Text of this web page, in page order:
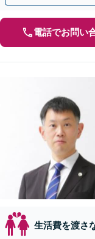
電話でお問い
生活費を渡さ